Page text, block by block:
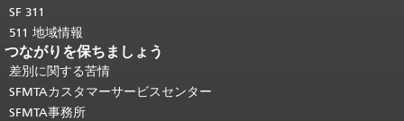
SF 311
511 地域情報
つながりを保ちましょう
差別に関する苦情
SFMTAカスタマーサービスセンター
SFMTA事務所